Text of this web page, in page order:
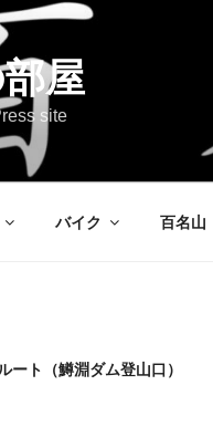
屋
site
バイク 百名山
ート（鱒淵ダム登山口）